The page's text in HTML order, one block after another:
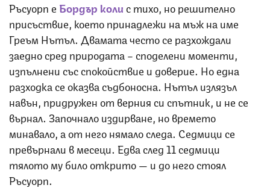
Ръсуорп е Бордър колис тихо, но решително
присъствие, което принадлежи на мъж на име
Греъм Нътъл. Двамата често се разхождали
заедно сред природата – споделени моменти,
изпълнени със спокойствие и доверие. Но една
разходка се оказва съдбоносна. Нътъл излязъл
навън, придружен от верния си спътник, и не се
върнал. Започнало издирване, но времето
минавало, а от него нямало следа. Седмици се
превърнали в месеци. Едва след 11 седмици
тялото му било открито — и до него стоял
Ръсуорп.